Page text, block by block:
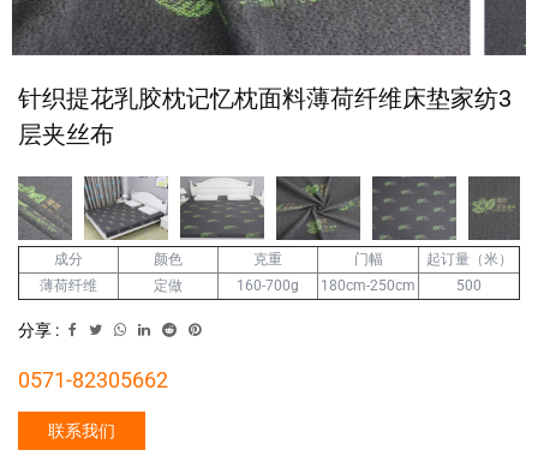
针织提花乳胶枕记忆枕面料薄荷纤维床垫家纺3
层夹丝布
成分 颜色 克重 门幅
起订量（米）
薄荷纤维
定做 160-700g 180cm-250cm 500
分享 :
0571-82305662
联系我们